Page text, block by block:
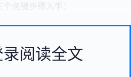
关键步骤入手：
阅读全文